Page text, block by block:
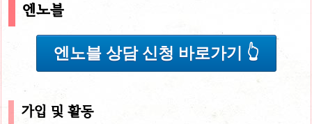
엔노블
엔노블 상담 신청 바로가기 👆
가입 및 활동